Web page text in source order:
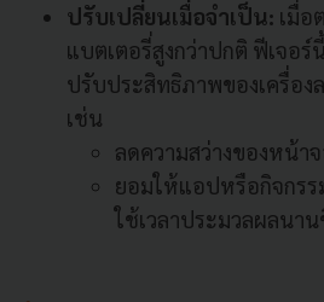
ปรับเปลี่ยนเมื่อจำเป็น: เมื่อ
แบตเตอรี่สูงกว่าปกติ ฟีเจอร์
ปรับประสิทธิภาพของเครื่อง
เช่น
ลดความสว่างของหน้า
ยอมให้แอปหรือกิจกรร
ใช้เวลาประมวลผลนา